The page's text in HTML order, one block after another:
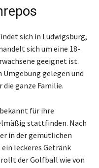
sich in Ludwigsburg,
sich um eine 18-
geeignet ist.
gelegen und
ganze Familie.
für ihre
stattfinden. Nach
in der gemütlichen
leckeres Getränk
der Golfball wie von